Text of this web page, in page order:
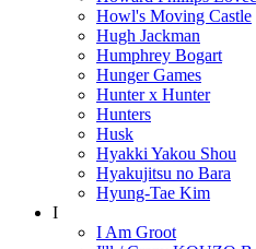
Howl's Moving Castle
Hugh Jackman
Humphrey Bogart
Hunger Games
Hunter x Hunter
Hunters
Husk
Hyakki Yakou Shou
Hyakujitsu no Bara
Hyung-Tae Kim
I
I Am Groot